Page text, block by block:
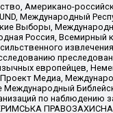
Американо-
Международный
Выборы,
Россия, Всемирный
европейцев,
Медиа,
Международный
по
ПРАВОЗАХИСНА